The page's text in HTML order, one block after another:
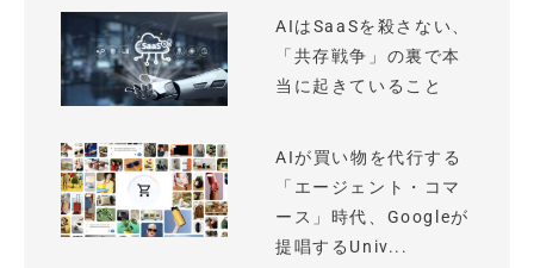
AIはSaaSを殺さない、
「共存戦争」の裏で本
当に起きていること
AIが買い物を代行する
「エージェント・コマ
ース」時代、Googleが
提唱するUniv...